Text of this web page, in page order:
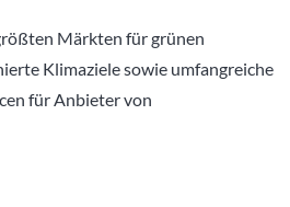
Märkten für grünen
Klimaziele sowie umfangreiche
für Anbieter von